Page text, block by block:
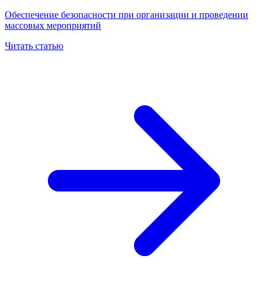
Обеспечение безопасности при организации и проведении
массовых мероприятий
Читать статью